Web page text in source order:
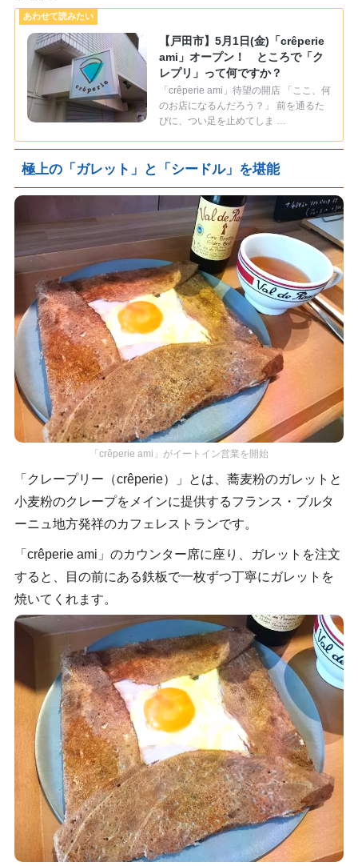
【戸田市】5月1日(金)「crêperie
ami」オープン！ ところで「ク
レプリ」って何ですか？
「crêperie ami」待望の開店 「ここ、何
のお店になるんだろう？」 前を通るた
びに、つい足を止めてしま …
極上の「ガレット」と「シードル」を堪能
「crêperie ami」がイートイン営業を開始
「クレープリー（crêperie）」とは、蕎麦粉のガレットと
小麦粉のクレープをメインに提供するフランス・ブルタ
ーニュ地方発祥のカフェレストランです。
「crêperie ami」のカウンター席に座り、ガレットを注文
すると、目の前にある鉄板で一枚ずつ丁寧にガレットを
焼いてくれます。